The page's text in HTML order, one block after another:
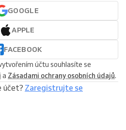
GOOGLE
APPLE
FACEBOOK
účtu souhlasíte se
a Zásadami ochrany osobních údajů.
účet? Zaregistrujte se